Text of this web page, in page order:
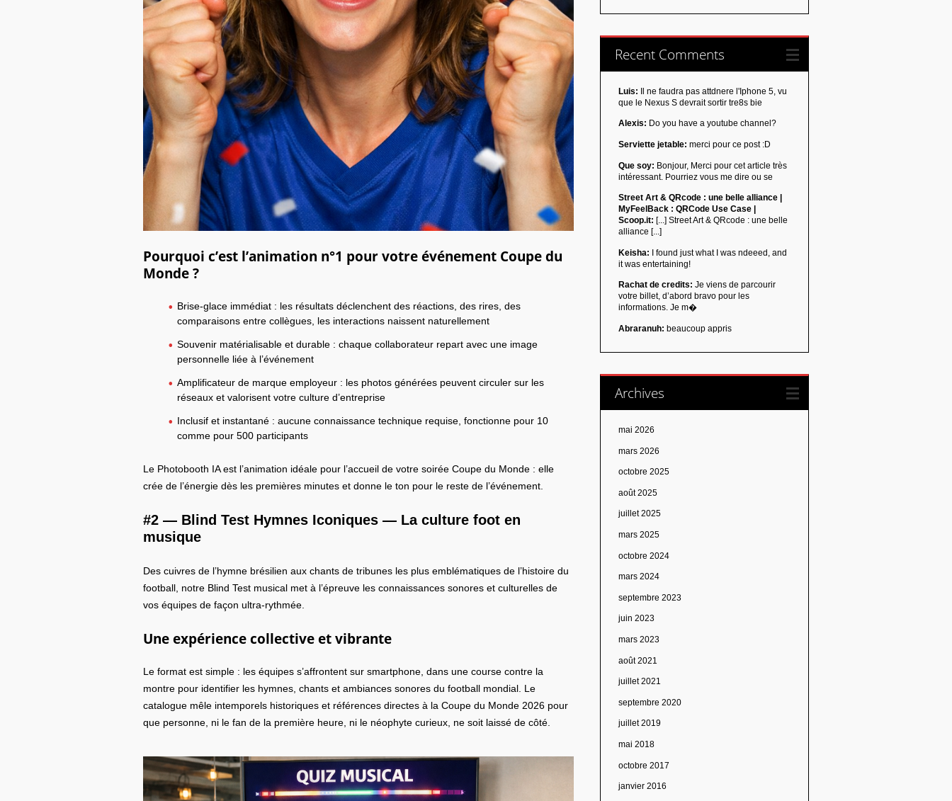
Pourquoi c’est l’animation n°1 pour votre événement Coupe du
Monde ?
Brise-glace immédiat : les résultats déclenchent des réactions, des rires, des
comparaisons entre collègues, les interactions naissent naturellement
Souvenir matérialisable et durable : chaque collaborateur repart avec une image
personnelle liée à l’événement
Amplificateur de marque employeur : les photos générées peuvent circuler sur les
réseaux et valorisent votre culture d’entreprise
Inclusif et instantané : aucune connaissance technique requise, fonctionne pour 10
comme pour 500 participants
Le Photobooth IA est l’animation idéale pour l’accueil de votre soirée Coupe du Monde : elle
crée de l’énergie dès les premières minutes et donne le ton pour le reste de l’événement.
#2 — Blind Test Hymnes Iconiques — La culture foot en
musique
Des cuivres de l’hymne brésilien aux chants de tribunes les plus emblématiques de l’histoire du
football, notre Blind Test musical met à l’épreuve les connaissances sonores et culturelles de
vos équipes de façon ultra-rythmée.
Une expérience collective et vibrante
Le format est simple : les équipes s’affrontent sur smartphone, dans une course contre la
montre pour identifier les hymnes, chants et ambiances sonores du football mondial. Le
catalogue mêle intemporels historiques et références directes à la Coupe du Monde 2026 pour
que personne, ni le fan de la première heure, ni le néophyte curieux, ne soit laissé de côté.
Recent Comments
Luis: Il ne faudra pas attdnere l'Iphone 5, vu
que le Nexus S devrait sortir tre8s bie
Alexis: Do you have a youtube channel?
Serviette jetable: merci pour ce post :D
Que soy: Bonjour, Merci pour cet article très
intéressant. Pourriez vous me dire ou se
Street Art & QRcode : une belle alliance |
MyFeelBack : QRCode Use Case |
Scoop.it: [...] Street Art & QRcode : une belle
alliance [...]
Keisha: I found just what I was ndeeed, and
it was entertaining!
Rachat de credits: Je viens de parcourir
votre billet, d’abord bravo pour les
informations. Je m�
Abraranuh: beaucoup appris
Archives
mai 2026
mars 2026
octobre 2025
août 2025
juillet 2025
mars 2025
octobre 2024
mars 2024
septembre 2023
juin 2023
mars 2023
août 2021
juillet 2021
septembre 2020
juillet 2019
mai 2018
octobre 2017
janvier 2016